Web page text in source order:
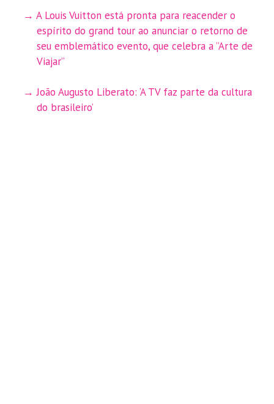
A Louis Vuitton está pronta para reacender o
espírito do grand tour ao anunciar o retorno de
seu emblemático evento, que celebra a ”Arte de
Viajar”
João Augusto Liberato: ‘A TV faz parte da cultura
do brasileiro’